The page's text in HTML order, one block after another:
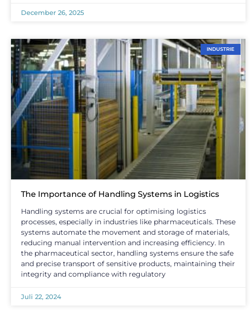
December 26, 2025
INDUSTRIE
The Importance of Handling Systems in Logistics
Handling systems are crucial for optimising logistics
processes, especially in industries like pharmaceuticals. These
systems automate the movement and storage of materials,
reducing manual intervention and increasing efficiency. In
the pharmaceutical sector, handling systems ensure the safe
and precise transport of sensitive products, maintaining their
integrity and compliance with regulatory
Juli 22, 2024